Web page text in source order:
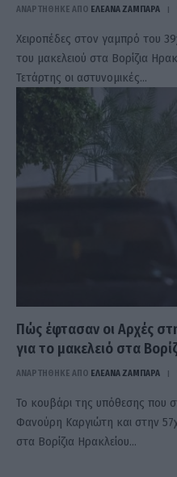
ΑΝΑΡΤΗΘΗΚΕ ΑΠΟ ΕΛΕΑΝΑ ΖΑΜΠΑΡΑ
Χειροπέδες στον γαμπρό του
του μακελειού στα Βορίζια
Τετάρτης οι αστυνομικές…
Πώς έφτασαν οι Αρχές
για το μακελειό στα
ΑΝΑΡΤΗΘΗΚΕ ΑΠΟ ΕΛΕΑΝΑ ΖΑΜΠΑΡΑ
Το κουβάρι της υπόθεσης που
Φανούρη Καργιώτη και στην
στα Βορίζια Ηρακλείου…